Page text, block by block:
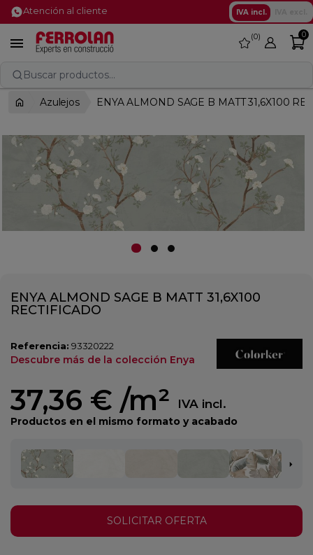
Atención al cliente IVA incl.
 favorite
0 0
Buscar productos...
Azulejos ENYA ALMOND SAGE B MATT 31,6X100
ENYA ALMOND SAGE B MATT 31,6X100
RECTIFICADO
Referencia: 93320222
Descubre más de la colección Enya
37,36 € /m² IVA incl.
Productos en el mismo formato y acabado
SOLICITAR OFERTA